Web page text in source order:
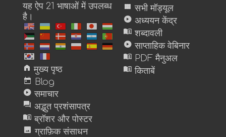
यह ऐप 21 भाषाओं में उपलब्ध
है।
home मुख्य पृष्ठ
today Blog
play_circle समाचार
forum अद्भुत प्रशंसापत्र
menu_book ब्रॉशर और पोस्टर
image ग्राफ़िक संसाधन
view_module सभी मॉड्यूल
play_circle अध्ययन केंद्र
menu_book शब्दावली
play_circle साप्ताहिक वेबिनार
menu_book PDF मैनुअल
menu_book किताबें